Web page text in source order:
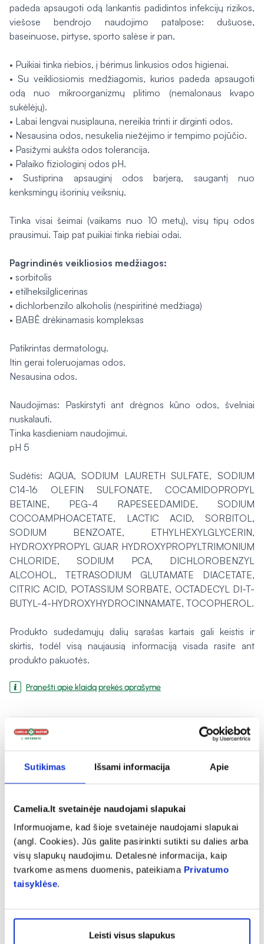
Sutikimas Išsami informacija Apie
Camelia.lt svetainėje naudojami slapukai
Informuojame, kad šioje svetainėje naudojami slapukai
(angl. Cookies). Jūs galite pasirinkti sutikti su dalies arba
visų slapukų naudojimu. Detalesnė informacija, kaip
tvarkome asmens duomenis, pateikiama Privatumo
taisyklėse.
Leisti visus slapukus
padeda apsaugoti odą lankantis padidintos infekcijų rizikos,
viešose bendrojo naudojimo patalpose: dušuose,
baseinuose, pirtyse, sporto salėse ir pan.
• Puikiai tinka riebios, į bėrimus linkusios odos higienai.
• Su veikliosiomis medžiagomis, kurios padeda apsaugoti
odą nuo mikroorganizmų plitimo (nemalonaus kvapo
sukėlėjų).
• Labai lengvai nusiplauna, nereikia trinti ir dirginti odos.
• Nesausina odos, nesukelia niežėjimo ir tempimo pojūčio.
• Pasižymi aukšta odos tolerancija.
• Palaiko fiziologinį odos pH.
• Sustiprina apsauginį odos barjerą, saugantį nuo
kenksmingų išorinių veiksnių.
Tinka visai šeimai (vaikams nuo 10 metų), visų tipų odos
prausimui. Taip pat puikiai tinka riebiai odai.
Pagrindinės veikliosios medžiagos:
• sorbitolis
• etilheksilglicerinas
• dichlorbenzilo alkoholis (nespiritinė medžiaga)
• BABĒ drėkinamasis kompleksas
Patikrintas dermatologų.
Itin gerai toleruojamas odos.
Nesausina odos.
Naudojimas: Paskirstyti ant drėgnos kūno odos, švelniai
nuskalauti.
Tinka kasdieniam naudojimui.
pH 5
Sudėtis: AQUA, SODIUM LAURETH SULFATE, SODIUM
C14-16 OLEFIN SULFONATE, COCAMIDOPROPYL
BETAINE, PEG-4 RAPESEEDAMIDE, SODIUM
COCOAMPHOACETATE, LACTIC ACID, SORBITOL,
SODIUM BENZOATE, ETHYLHEXYLGLYCERIN,
HYDROXYPROPYL GUAR HYDROXYPROPYLTRIMONIUM
CHLORIDE, SODIUM PCA, DICHLOROBENZYL
ALCOHOL, TETRASODIUM GLUTAMATE DIACETATE,
CITRIC ACID, POTASSIUM SORBATE, OCTADECYL DI-T-
BUTYL-4-HYDROXYHYDROCINNAMATE, TOCOPHEROL.
Produkto sudedamųjų dalių sąrašas kartais gali keistis ir
skirtis, todėl visą naujausią informaciją visada rasite ant
produkto pakuotės.
Pranešti apie klaidą prekės aprašyme
Charakteristika expand_more
Sudedamosios dalys
Vartojimas
Atsiliepimai